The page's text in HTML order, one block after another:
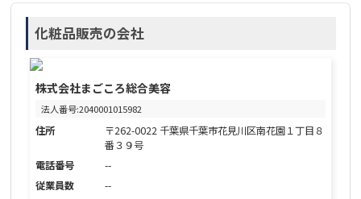
化粧品販売の会社
株式会社まごころ総合美容
法人番号:2040001015982
住所
〒262-0022 千葉県千葉市花見川区南花園１丁目８
番３９号
電話番号
--
従業員数
--